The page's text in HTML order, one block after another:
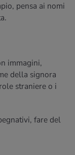
pensa ai nomi
immagini,
della signora
straniere o i
fare del